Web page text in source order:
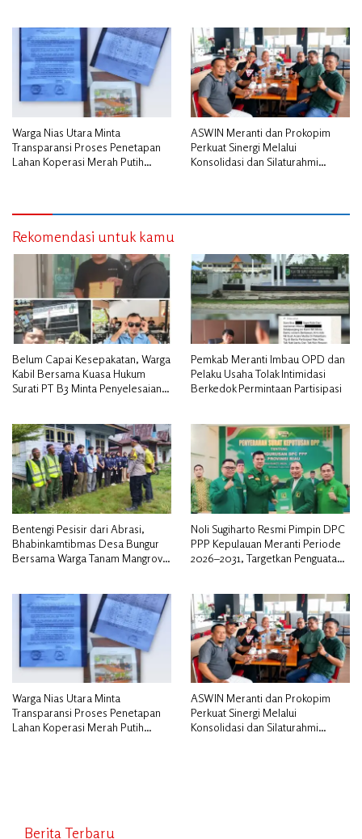
Warga Nias Utara Minta
Transparansi Proses Penetapan
Lahan Koperasi Merah Putih
ASWIN Meranti dan Prokopim
Perkuat Sinergi Melalui
Konsolidasi dan Silaturahmi
Rekomendasi untuk kamu
Belum Capai Kesepakatan, Warga
Kabil Bersama Kuasa Hukum
Surati PT B3 Minta Penyelesaian
Pemkab Meranti Imbau OPD dan
Pelaku Usaha Tolak Intimidasi
Berkedok Permintaan Partisipasi
Bentengi Pesisir dari Abrasi,
Bhabinkamtibmas Desa Bungur
Bersama Warga Tanam Mangrove
Noli Sugiharto Resmi Pimpin DPC
PPP Kepulauan Meranti Periode
2026–2031, Targetkan Penguatan
Warga Nias Utara Minta
Transparansi Proses Penetapan
Lahan Koperasi Merah Putih
ASWIN Meranti dan Prokopim
Perkuat Sinergi Melalui
Konsolidasi dan Silaturahmi
Berita Terbaru